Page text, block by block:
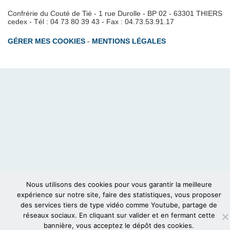
Confrérie du Couté de Tié - 1 rue Durolle - BP 02 - 63301 THIERS
cedex - Tél : 04 73 80 39 43 - Fax : 04.73.53.91.17
GÉRER MES COOKIES - MENTIONS LÉGALES
Nous utilisons des cookies pour vous garantir la meilleure
expérience sur notre site, faire des statistiques, vous proposer
des services tiers de type vidéo comme Youtube, partage de
réseaux sociaux. En cliquant sur valider et en fermant cette
bannière, vous acceptez le dépôt des cookies.